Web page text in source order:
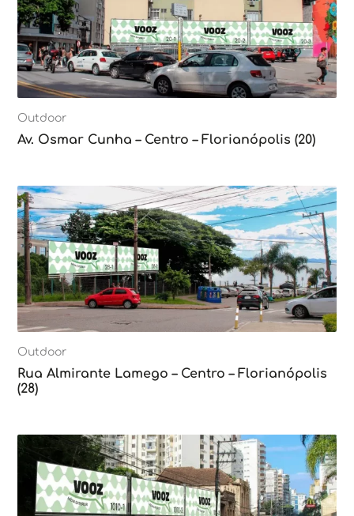
Outdoor
Av. Osmar Cunha – Centro – Florianópolis (20)
Outdoor
Rua Almirante Lamego – Centro – Florianópolis
(28)